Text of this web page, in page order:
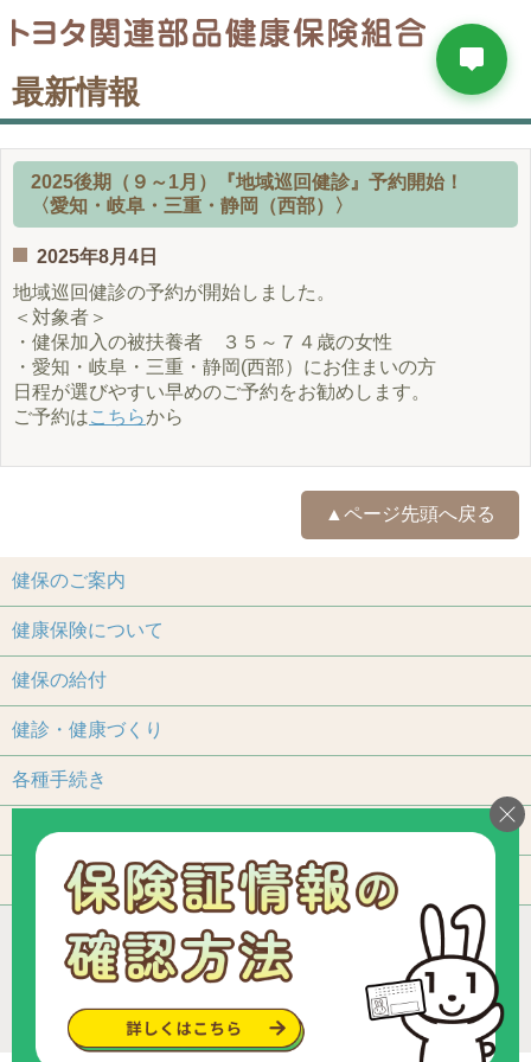
最新情報
2025後期（９～1月）『地域巡回健診』予約開始！
〈愛知・岐阜・三重・静岡（西部）〉
2025年8月4日
地域巡回健診の予約が開始しました。
＜対象者＞
・健保加入の被扶養者 ３５～７４歳の女性
・愛知・岐阜・三重・静岡(西部）にお住まいの方
日程が選びやすい早めのご予約をお勧めします。
ご予約はこちらから
▲ページ先頭へ戻る
健保のご案内
健康保険について
健保の給付
健診・健康づくり
各種手続き
保養施設
よくあるご質問
アクセス
個人情報保護について
加入事業所一覧
リンク
組合カレンダー
お問い合わせ・ご意見
サイトマップ
ご利用いただくにあたって